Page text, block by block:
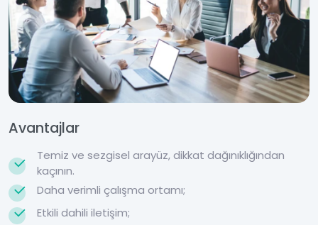
Avantajlar
Temiz ve sezgisel arayüz, dikkat dağınıklığından
kaçının.
Daha verimli çalışma ortamı;
Etkili dahili iletişim;